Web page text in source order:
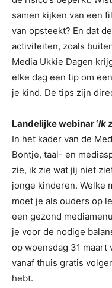
samen kijken van een
van opsteekt? En dat
activiteiten, zoals
Media Ukkie Dagen
elke dag een tip om
je kind. De tips zijn
Landelijke webinar ‘Ik
In het kader van de
Bontje, taal- en
zie, ik zie wat jij niet
jonge kinderen. Welke
moet je als ouders op
een gezond
je voor de nodige
op woensdag 31 maart
vanaf thuis gratis
hebt.